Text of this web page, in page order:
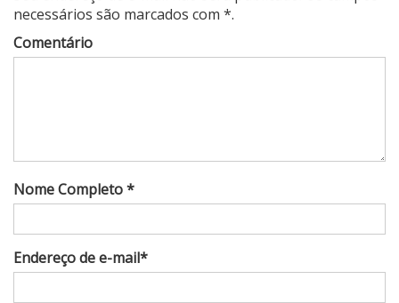
necessários são marcados com *.
Comentário
Nome Completo *
Endereço de e-mail*